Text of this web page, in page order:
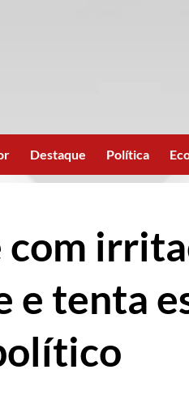
Destaque Política
com
e tenta